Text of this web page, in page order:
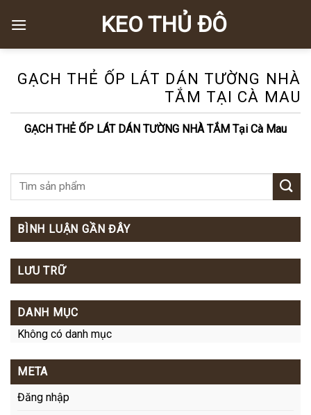
KEO THỦ ĐÔ
GẠCH THẺ ỐP LÁT DÁN TƯỜNG NHÀ
TẮM TẠI CÀ MAU
GẠCH THẺ ỐP LÁT DÁN TƯỜNG NHÀ TẮM Tại Cà Mau
BÌNH LUẬN GẦN ĐÂY
LƯU TRỮ
DANH MỤC
Không có danh mục
META
Đăng nhập